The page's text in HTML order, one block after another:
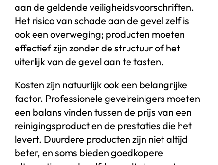
aan de geldende veiligheidsvoorschriften.
Het risico van schade aan de gevel zelf is
ook een overweging; producten moeten
effectief zijn zonder de structuur of het
uiterlijk van de gevel aan te tasten.
Kosten zijn natuurlijk ook een belangrijke
factor. Professionele gevelreinigers moeten
een balans vinden tussen de prijs van een
reinigingsproduct en de prestaties die het
levert. Duurdere producten zijn niet altijd
beter, en soms bieden goedkopere